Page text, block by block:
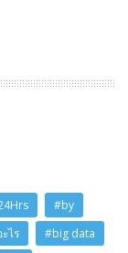
#by
ไร
#big data